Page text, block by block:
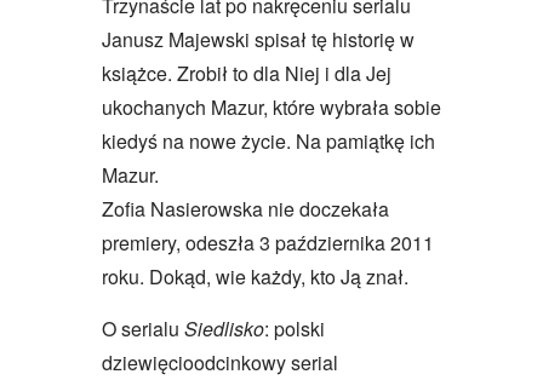
Janusz Majewski spisał tę historię w
książce. Zrobił to dla Niej i dla Jej
ukochanych Mazur, które wybrała sobie
kiedyś na nowe życie. Na pamiątkę ich
Mazur.
Zofia Nasierowska nie doczekała
premiery, odeszła 3 października 2011
roku. Dokąd, wie każdy, kto Ją znał.
O serialu Siedlisko: polski
dziewięcioodcinkowy serial